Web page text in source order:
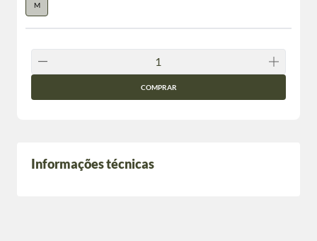
M
COMPRAR
Informações técnicas